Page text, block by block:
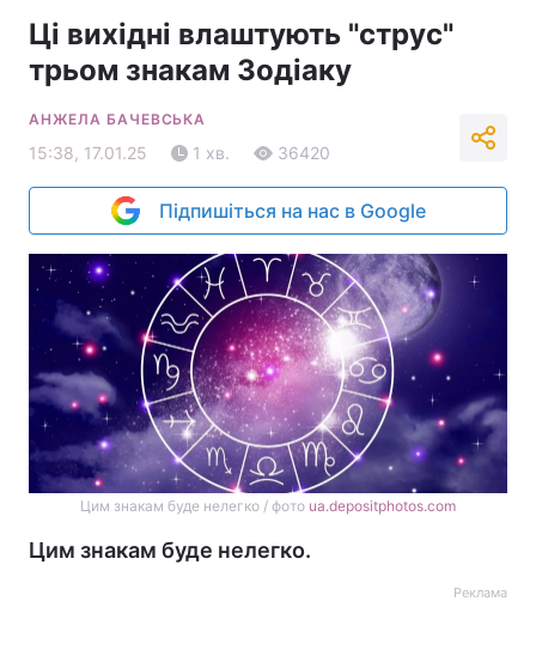
Ці вихідні влаштують "струс"
трьом знакам Зодіаку
АНЖЕЛА БАЧЕВСЬКА
15:38, 17.01.25 1 хв. 36420
Підпишіться на нас в Google
Цим знакам буде нелегко / фото ua.depositphotos.com
Цим знакам буде нелегко.
Реклама